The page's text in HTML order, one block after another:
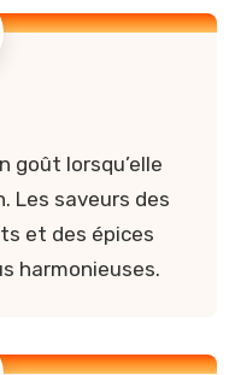
goût lorsqu’elle
Les saveurs des
et des épices
harmonieuses.